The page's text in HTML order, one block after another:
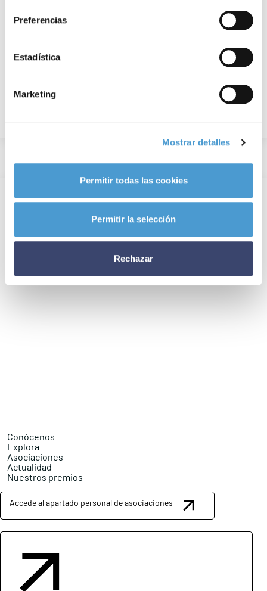
Preferencias
Estadística
Marketing
Mostrar detalles
Permitir todas las cookies
Permitir la selección
Rechazar
Conócenos
Explora
Asociaciones
Actualidad
Nuestros premios
Accede al apartado personal de asociaciones